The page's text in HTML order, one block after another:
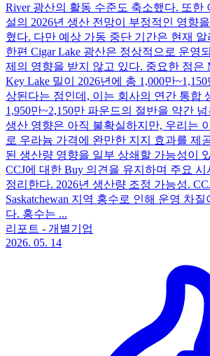
River 광산의 활동 수준도 축소했다. 또한
설의 2026년 생산 전망이 부정적인 영향
혔다. 다만 예상 가동 중단 기간은 현재
한편 Cigar Lake 광산은 정상적으로 운영
제의 영향을 받지 않고 있다. 중요한 점은
Key Lake 밀이 2026년에 총 1,000만
상된다는 점인데, 이는 회사의 연간 통합
1,950만~2,150만 파운드의 절반을 약간
생산 영향은 아직 불확실하지만, 우리는
로 우라늄 가격에 완만한 지지 효과를 제
된 생산량 영향을 일부 상쇄할 가능성이
CCJ에 대한 Buy 의견을 유지하며 주요 시
정리한다. 2026년 생산량 조정 가능성.
Saskatchewan 지역 홍수로 인해 운영 차
다. 홍수는 ...
리포트 - 개별기업
2026. 05. 14